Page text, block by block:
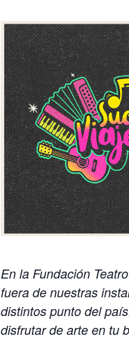
En la Fundación
fuera de nuestras
distintos punto del
disfrutar de arte en tu